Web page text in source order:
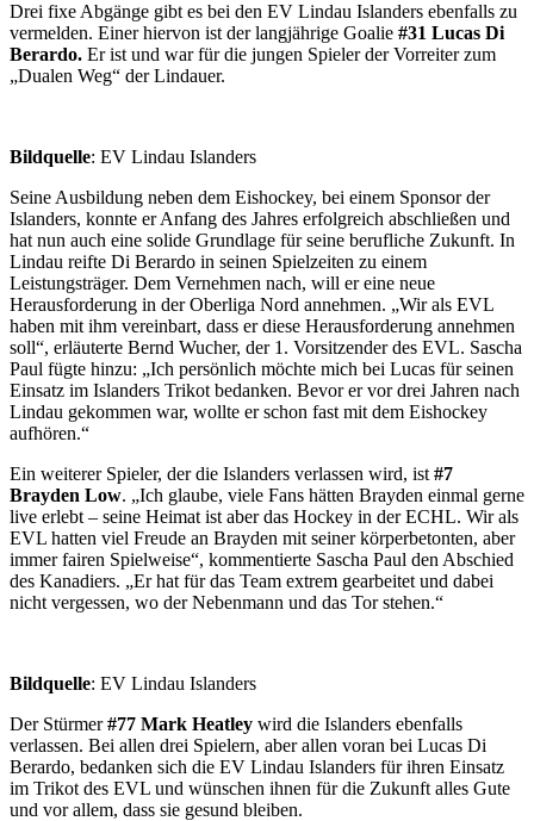
Drei fixe Abgänge gibt es bei den EV Lindau Islanders ebenfalls zu
vermelden. Einer hiervon ist der langjährige Goalie #31 Lucas Di
Berardo. Er ist und war für die jungen Spieler der Vorreiter zum
„Dualen Weg“ der Lindauer.
Bildquelle: EV Lindau Islanders
Seine Ausbildung neben dem Eishockey, bei einem Sponsor der
Islanders, konnte er Anfang des Jahres erfolgreich abschließen und
hat nun auch eine solide Grundlage für seine berufliche Zukunft. In
Lindau reifte Di Berardo in seinen Spielzeiten zu einem
Leistungsträger. Dem Vernehmen nach, will er eine neue
Herausforderung in der Oberliga Nord annehmen. „Wir als EVL
haben mit ihm vereinbart, dass er diese Herausforderung annehmen
soll“, erläuterte Bernd Wucher, der 1. Vorsitzender des EVL. Sascha
Paul fügte hinzu: „Ich persönlich möchte mich bei Lucas für seinen
Einsatz im Islanders Trikot bedanken. Bevor er vor drei Jahren nach
Lindau gekommen war, wollte er schon fast mit dem Eishockey
aufhören.“
Ein weiterer Spieler, der die Islanders verlassen wird, ist #7
Brayden Low. „Ich glaube, viele Fans hätten Brayden einmal gerne
live erlebt – seine Heimat ist aber das Hockey in der ECHL. Wir als
EVL hatten viel Freude an Brayden mit seiner körperbetonten, aber
immer fairen Spielweise“, kommentierte Sascha Paul den Abschied
des Kanadiers. „Er hat für das Team extrem gearbeitet und dabei
nicht vergessen, wo der Nebenmann und das Tor stehen.“
Bildquelle: EV Lindau Islanders
Der Stürmer#77 Mark Heatley wird die Islanders ebenfalls
verlassen. Bei allen drei Spielern, aber allen voran bei Lucas Di
Berardo, bedanken sich die EV Lindau Islanders für ihren Einsatz
im Trikot des EVL und wünschen ihnen für die Zukunft alles Gute
und vor allem, dass sie gesund bleiben.